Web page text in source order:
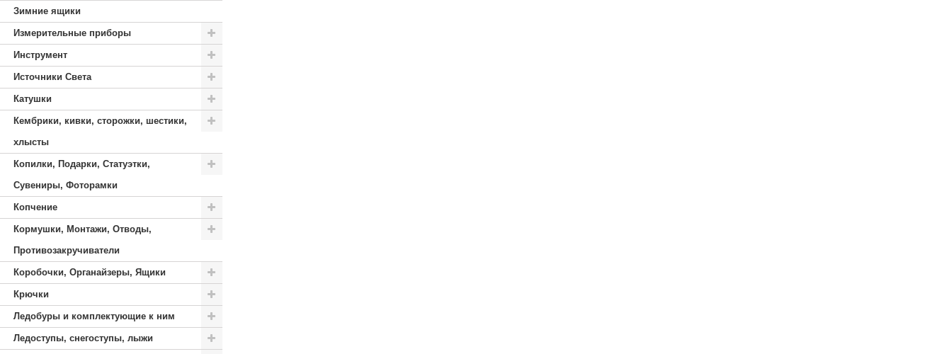
Зимние ящики
Измерительные приборы
Инструмент
Источники Света
Катушки
Кембрики, кивки, сторожки, шестики,
хлысты
Копилки, Подарки, Статуэтки,
Сувениры, Фоторамки
Копчение
Кормушки, Монтажи, Отводы,
Противозакручиватели
Коробочки, Органайзеры, Ящики
Крючки
Ледобуры и комплектующие к ним
Ледоступы, снегоступы, лыжи